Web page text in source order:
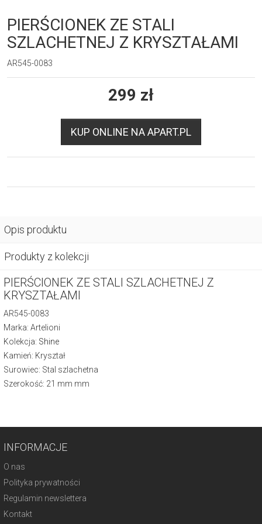
PIERŚCIONEK ZE STALI
SZLACHETNEJ Z KRYSZTAŁAMI
AR545-0083
299 zł
KUP ONLINE NA APART.PL
Opis produktu
Produkty z kolekcji
PIERŚCIONEK ZE STALI SZLACHETNEJ Z
KRYSZTAŁAMI
AR545-0083
Marka: Artelioni
Kolekcja: Shine
Kamień: Kryształ
Surowiec: Stal szlachetna
Szerokość: 21 mm mm
INFORMACJE
O nas
Polityka prywatności
Regulamin newslettera
Kontakt